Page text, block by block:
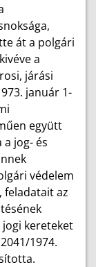
át a polgári
a
járási
január 1-
együtt
jog- és
védelem
feladatait az
kereteket
1974.